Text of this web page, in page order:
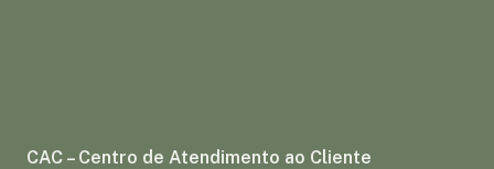
CAC – Centro de Atendimento ao Cliente